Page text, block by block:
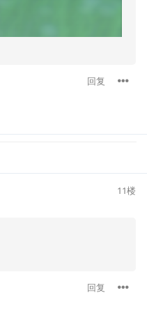
回复
11楼
回复